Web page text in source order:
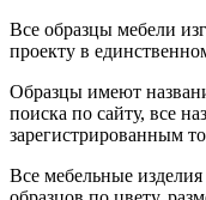
Все образцы мебели
проекту в
Образцы имеют
поиска по сайту, все
зарегистрированным
Все мебельные